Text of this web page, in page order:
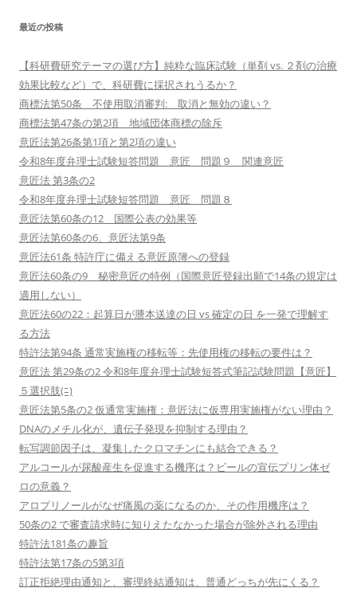
最近の投稿
【科研費研究テーマの選び方】純粋な臨床試験（単剤 vs. ２剤の治療
効果比較など）で、科研費に採択されうるか？
商標法第50条 不使用取消審判: 取消と無効の違い？
商標法第47条の第2項 地域団体商標の除斥
意匠法第26条第1項と第2項の違い
令和8年度弁理士試験短答問題 意匠 問題９ 関連意匠
意匠法 第3条の2
令和8年度弁理士試験短答問題 意匠 問題８
意匠法第60条の12 国際公表の効果等
意匠法第60条の6、意匠法第9条
意匠法61条 特許庁に備える意匠原簿への登録
意匠法60条の9 秘密意匠の特例（国際意匠登録出願で14条の規定は
適用しない）
意匠法60の22：起算日が謄本送達の日 vs 確定の日 を一発で理解す
る方法
特許法第94条 通常実施権の移転等：先使用権の移転の要件は？
意匠法 第29条の2 令和8年度弁理士試験短答式筆記試験問題【意匠】
５選択肢(ﾆ)
意匠法第5条の2 仮通常実施権：意匠法に仮専用実施権がない理由？
DNAのメチル化が、遺伝子発現を抑制する理由？
転写調節因子は、凝集したクロマチンにも結合できる？
アルコールが尿酸産生を促進する機序は？ビールの宣伝プリン体ゼ
ロの意義？
アロプリノールがなぜ痛風の薬になるのか、その作用機序は？
50条の2 で審査請求時に知りえたなかった場合が除外される理由
特許法181条の趣旨
特許法第17条の5第3項
訂正拒絶理由通知と、審理終結通知は、普通どっちが先にくる？